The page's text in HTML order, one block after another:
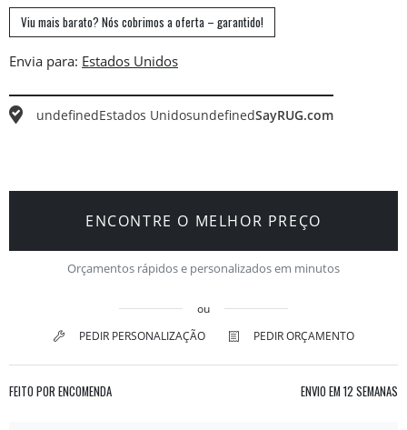
Viu mais barato? Nós cobrimos a oferta – garantido!
Envia para:
undefinedEstados UnidosundefinedSayRUG.com
ENCONTRE O MELHOR PREÇO
Orçamentos rápidos e personalizados em minutos
ou
PEDIR PERSONALIZAÇÃO
PEDIR ORÇAMENTO
FEITO POR ENCOMENDA ENVIO EM 12 SEMANAS